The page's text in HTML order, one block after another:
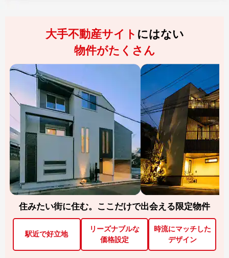
大手不動産サイト にはない
物件がたくさん
住みたい街に住む。ここだけで出会える限定物件
駅近で好立地
リーズナブルな
価格設定
時流にマッチした
デザイン